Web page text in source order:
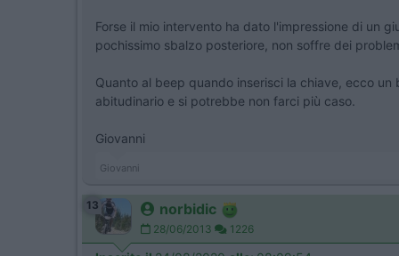
Forse il mio intervento ha dato l'impressione di un
pochissimo sbalzo posteriore, non soffre dei
Quanto al beep quando inserisci la chiave, ecco
abitudinario e si potrebbe non farci più caso.
Giovanni
Giovanni
13 norbidic
28/06/2013 1226